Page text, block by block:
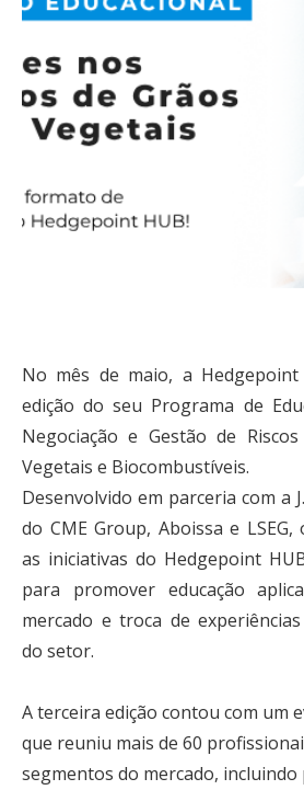
No mês de maio, a
edição do seu Programa de
Negociação e Gestão de
Vegetais e Biocombustíveis.
Desenvolvido em parceria com a
do CME Group, Aboissa e
as iniciativas do Hedgepoint
para promover educação
mercado e troca de
do setor.
A terceira edição contou com um
que reuniu mais de 60
segmentos do mercado,